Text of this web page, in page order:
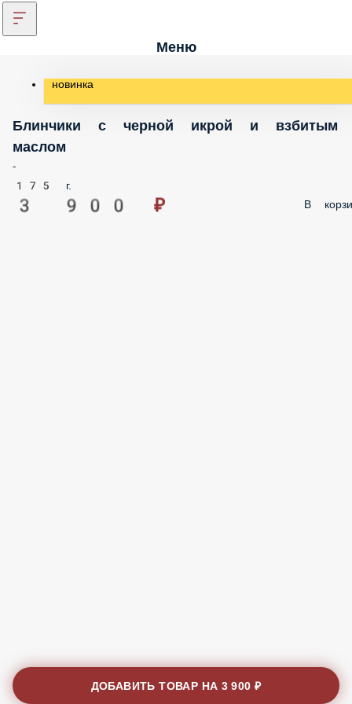
Меню
новинка
Блинчики с черной икрой и взбитым
-
175 г.
3 900 ₽
ДОБАВИТЬ ТОВАР НА 3 900 ₽